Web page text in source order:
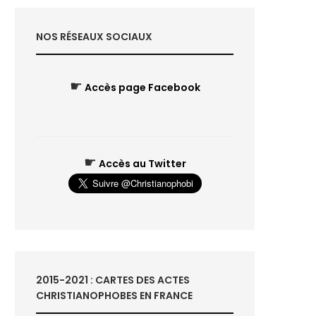
NOS RÉSEAUX SOCIAUX
☛ Accès page Facebook
☛ Accès au Twitter
2015-2021 : CARTES DES ACTES
CHRISTIANOPHOBES EN FRANCE